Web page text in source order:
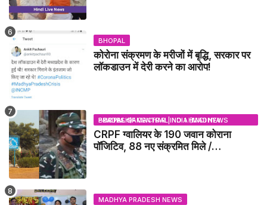
BHOPAL
कोरोना संक्रमण के मरीजों में बृद्धि, सरकार पर
लॉकडाउन में देरी करने का आरोप!
BHOPAL SAMACHAR | NO 1 HINDI NEWS PORTAL OF CENTRAL INDIA (MADHYA PRADESH)
CRPF ग्वालियर के 190 जवान कोराना
पॉजिटिव, 88 नए संक्रमित मिले /
MADHYA PRADESH NEWS